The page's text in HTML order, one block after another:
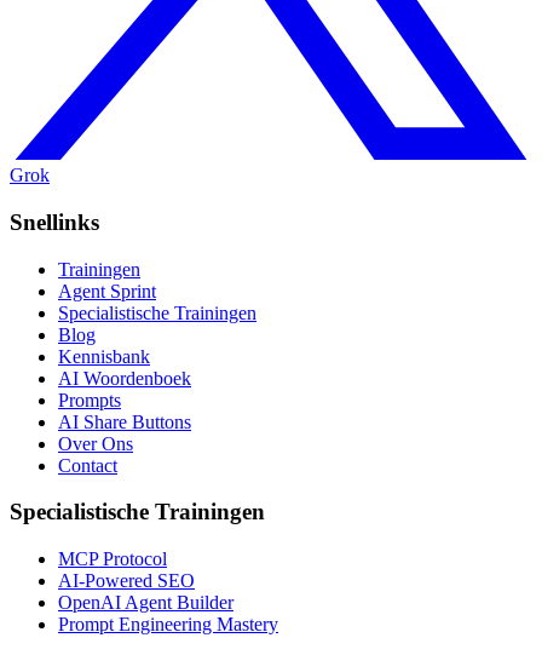
Grok
Snellinks
Trainingen
Agent Sprint
Specialistische Trainingen
Blog
Kennisbank
AI Woordenboek
Prompts
AI Share Buttons
Over Ons
Contact
Specialistische Trainingen
MCP Protocol
AI-Powered SEO
OpenAI Agent Builder
Prompt Engineering Mastery